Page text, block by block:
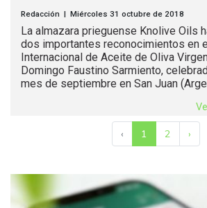
Redacción | Miércoles 31 octubre de 2018
La almazara prieguense Knolive Oils
dos importantes reconocimientos en
Internacional de Aceite de Oliva
Domingo Faustino Sarmiento,
mes de septiembre en San Juan
‹ 1 2 ›